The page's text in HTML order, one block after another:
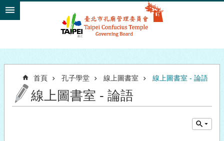
跳到主要內容區塊
首頁 孔子學堂 線上圖書室 線上圖書室 - 論語
線上圖書室 - 論語